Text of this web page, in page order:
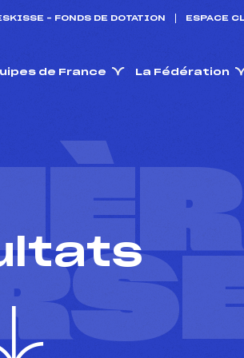
– FONDS DE DOTATION ESPACE
de France La Fédération